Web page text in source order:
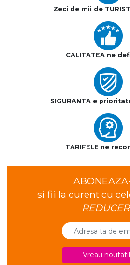
Zeci de mii de
CALITATEA ne
SIGURANTA e
TARIFELE ne
si fii la curent cu
Vreau